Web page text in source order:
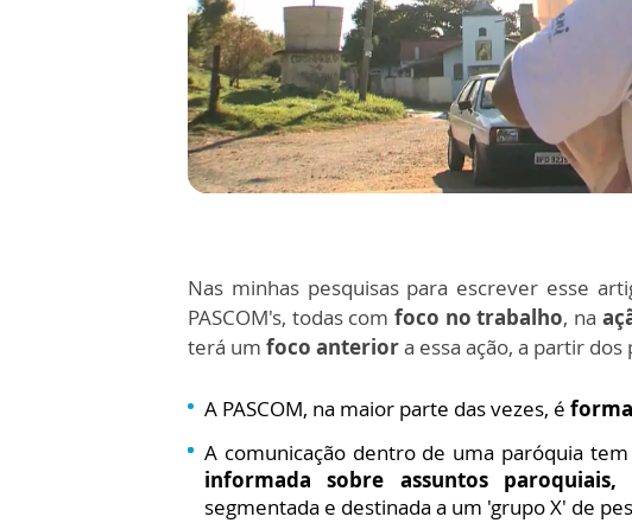
Nas minhas pesquisas para escrever esse
PASCOM's, todas comfoco no trabalho, na
terá um foco anteriora essa ação, a partir dos
A PASCOM, na maior parte das vezes, é
A comunicação dentro de uma paróquia
informada sobre assuntos
segmentada e destinada a um 'grupo X' de